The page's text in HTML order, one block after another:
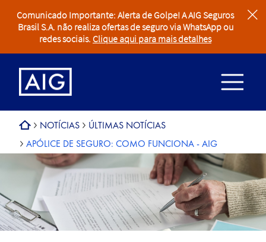
clear
Comunicado Importante: Alerta de Golpe! A AIG Seguros
Brasil S.A. não realiza ofertas de seguro via WhatsApp ou
redes sociais. Clique aqui para mais detalhes
NOTÍCIAS
ÚLTIMAS NOTÍCIAS
APÓLICE DE SEGURO: COMO FUNCIONA - AIG